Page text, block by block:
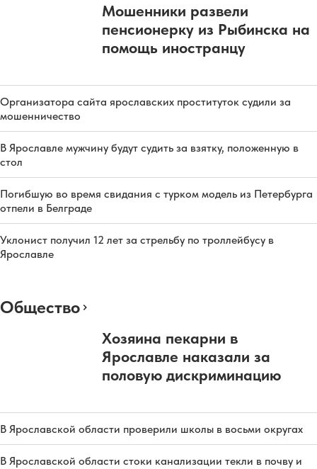
Мошенники развели
пенсионерку из Рыбинска на
помощь иностранцу
Организатора сайта ярославских проституток судили за
мошенничество
В Ярославле мужчину будут судить за взятку, положенную в
стол
Погибшую во время свидания с турком модель из Петербурга
отпели в Белграде
Уклонист получил 12 лет за стрельбу по троллейбусу в
Ярославле
Общество
Хозяина пекарни в
Ярославле наказали за
половую дискриминацию
В Ярославской области проверили школы в восьми округах
В Ярославской области стоки канализации текли в почву и